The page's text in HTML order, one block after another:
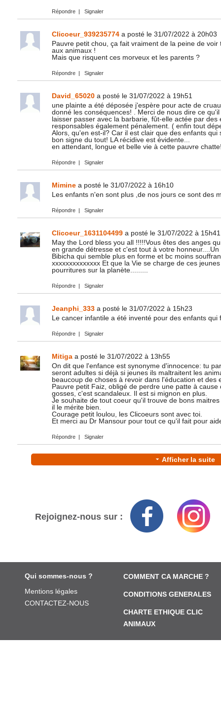
Répondre | Signaler
Clicoeur_939235774 a posté le 31/07/2022 à 20h03
Pauvre petit chou, ça fait vraiment de la peine de
aux animaux !
Mais que risquent ces morveux et les parents ?
Répondre | Signaler
David_65020 a posté le 31/07/2022 à 19h51
une plainte a été déposée j'espère pour acte de
donné les conséquences! . Merci de nous dire ce
laisser passer avec la barbarie, fût-elle actée par
responsables également pénalement. ( enfin tout
Alors, qu'en est-il? Car il est clair que des enfants
bon signe du tout! LA récidive est évidente...
en attendant, longue et belle vie à cette pauvre
Répondre | Signaler
Mimine a posté le 31/07/2022 à 16h10
Les enfants n'en sont plus ,de nos jours ce sont des
Répondre | Signaler
Clicoeur_1631104499 a posté le 31/07/2022 à 15h41
May the Lord bless you all !!!!!Vous êtes des anges
en grande détresse et c'est tout à votre
Bibicha qui semble plus en forme et bc moins
xxxxxxxxxxxxxx Et que la Vie se charge de ces
pourritures sur la planète.........
Répondre | Signaler
Jeanphi_333 a posté le 31/07/2022 à 15h23
Le cancer infantile a été inventé pour des enfants qui
Répondre | Signaler
Mitiga a posté le 31/07/2022 à 13h55
On dit que l'enfance est synonyme d'innocence: tu
seront adultes si déjà si jeunes ils maltraitent les
beaucoup de choses à revoir dans l'éducation et des
Pauvre petit Faiz, obligé de perdre une patte à
gosses, c'est scandaleux. Il est si mignon en plus.
Je souhaite de tout coeur qu'il trouve de bons
il le mérite bien.
Courage petit loulou, les Clicoeurs sont avec toi.
Et merci au Dr Mansour pour tout ce qu'il fait pour
Répondre | Signaler
Afficher la suite
Rejoignez-nous sur :
Qui sommes-nous ?
Mentions légales
CONTACTEZ-NOUS
COMMENT CA MARCHE ?
CONDITIONS GENERALES
CHARTE ETHIQUE CLIC
ANIMAUX